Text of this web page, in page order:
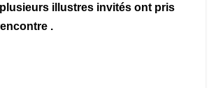
illustres invités ont pris
.